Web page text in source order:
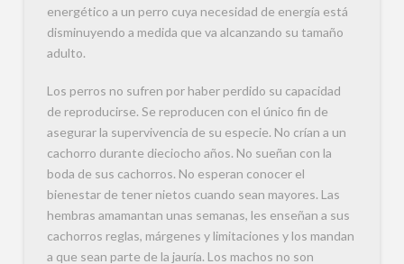
energético a un perro cuya necesidad de energía está
disminuyendo a medida que va alcanzando su tamaño
adulto.
Los perros no sufren por haber perdido su capacidad
de reproducirse. Se reproducen con el único fin de
asegurar la supervivencia de su especie. No crían a un
cachorro durante dieciocho años. No sueñan con la
boda de sus cachorros. No esperan conocer el
bienestar de tener nietos cuando sean mayores. Las
hembras amamantan unas semanas, les enseñan a sus
cachorros reglas, márgenes y limitaciones y los mandan
a que sean parte de la jauría. Los machos no son